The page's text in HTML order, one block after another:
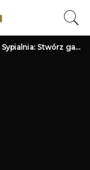
Sypialnia: Stwórz galerię ścienną – Dekoracja, kompozycja obrazów